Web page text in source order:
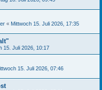
« Mittwoch 15. Juli 2026, 17:35
15. Juli 2026, 10:17
15. Juli 2026, 07:46